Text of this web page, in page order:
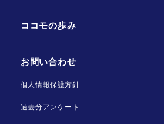
ココモの歩み
お問い合わせ
個人情報保護方針
過去分アンケート